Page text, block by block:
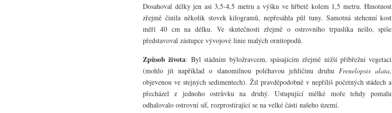
Dosahoval délky jen asi 3,5-4,5 metru a výšku ve hřbetě kolem 1,5 metru. Hmotnost
zřejmě činila několik stovek kilogramů, nepřesáhla půl tuny. Samotná stehenní kost
měří 40 cm na délku. Ve skutečnosti zřejmě o ostrovního trpaslíka nešlo, spíše
představoval zástupce vývojové linie malých ornitopodů.
Způsob života: Byl stádním býložravcem, spásajícím zřejmě nižší příbřežní vegetaci
(mohlo jít například o slanomilnou poléhavou jehličinu druhu Frenelopsis alata,
objevenou ve stejných sedimentech). Žil pravděpodobně v nepříliš početných stádech a
přecházel z jednoho ostrůvku na druhý. Ustupující mělké moře tehdy pomalu
odhalovalo ostrovní síť, rozprostírající se na velké části našeho území.